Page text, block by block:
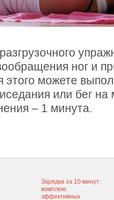
ног и
этого можете
или бег на
– 1 минута.
Зарядка за 10 минут:
комплекс
эффективных